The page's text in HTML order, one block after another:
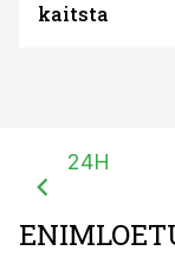
kaitsta
24H